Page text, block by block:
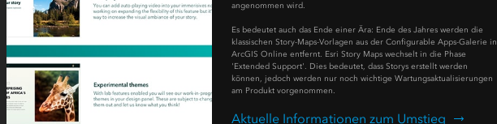
angenommen wird.
Es bedeutet auch das Ende einer Ära: Ende des Jahres werden die
klassischen Story-Maps-Vorlagen aus der Configurable Apps-Galerie in
ArcGIS Online entfernt. Esri Story Maps wechselt in die Phase
'Extended Support'. Dies bedeutet, dass Storys erstellt werden
können, jedoch werden nur noch wichtige Wartungsaktualisierungen
am Produkt vorgenommen.
Aktuelle Informationen zum Umstieg